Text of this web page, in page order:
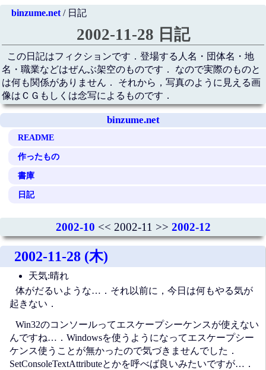
binzume.net/ 日記
2002-11-28 日記
この日記はフィクションです．登場する人名・団体名・地
名・職業などはぜんぶ架空のものです． なので実際のものと
は何も関係がありません． それから，写真のように見える画
像はＣＧもしくは念写によるものです．
binzume.net
README
作ったもの
書庫
日記
2002-10 << 2002-11 >> 2002-12
2002-11-28 (木)
天気:晴れ
体がだるいような…．それ以前に，今日は何もやる気が
起きない．
Win32のコンソールってエスケープシーケンスが使えない
んですね…．Windowsを使うようになってエスケープシー
ケンス使うことが無かったので気づきませんでした．
SetConsoleTextAttributeとかを呼べば良いみたいですが…．